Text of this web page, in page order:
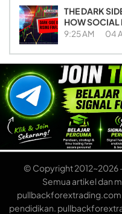
THE DARK
HOW SOCIAL
9:25 AM 04
© Copyright 2012~2026
Semua artikel dan
pullbackforextrading.com
pendidikan.